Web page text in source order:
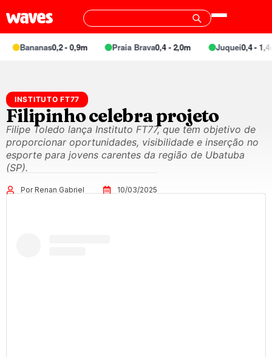
Bananas0,2 - 0,9m Praia Brava0,4 - 2,0m Juquei0,4 - 1,4m
INSTITUTO FT77
Filipinho celebra projeto
Filipe Toledo lança Instituto FT77, que tem objetivo de
proporcionar oportunidades, visibilidade e inserção no
esporte para jovens carentes da região de Ubatuba
(SP).
Por Renan Gabriel 10/03/2025